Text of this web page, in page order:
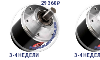
нтальный
29 360₽
3-4 НЕДЕЛИ 3-4